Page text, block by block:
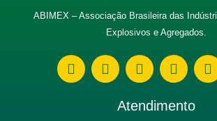
ABIMEX – Associação Brasileira das
Explosivos e Agregados.
W
h
E
n
F
a
e
I
n
t
L
i
Atendimento